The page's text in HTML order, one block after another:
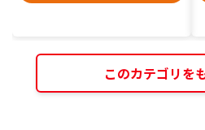
このカテゴリを